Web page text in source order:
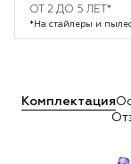
ОТ 2 ДО 5 ЛЕТ*
*На стайлеры и
Комплектация